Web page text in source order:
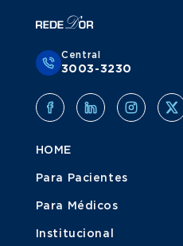
Central
3003-3230
HOME
Para Pacientes
Para Médicos
Institucional